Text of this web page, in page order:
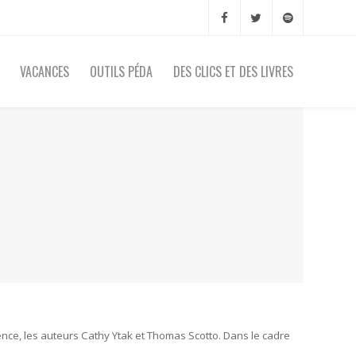
VACANCES OUTILS PÉDA DES CLICS ET DES LIVRES
les auteurs Cathy Ytak et Thomas Scotto. Dans le cadre